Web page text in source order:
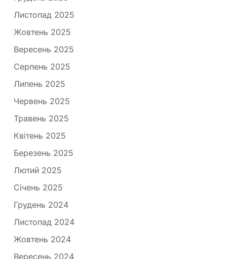
Листопад 2025
Жовтень 2025
Вересень 2025
Серпень 2025
Липень 2025
Червень 2025
Травень 2025
Квітень 2025
Березень 2025
Лютий 2025
Січень 2025
Грудень 2024
Листопад 2024
Жовтень 2024
Вересень 2024